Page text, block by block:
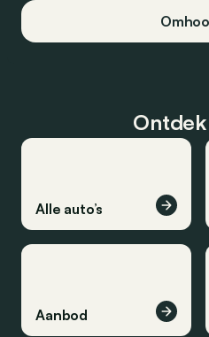
Alle auto’s
Aanbod